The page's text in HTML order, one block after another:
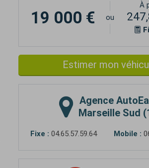
19 000 € ou
À
Estimer mon
Agence
Marseille Sud
Fixe : 04.65.57.59.64 Mobile :